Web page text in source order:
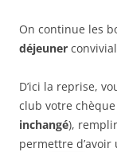
On continue les
déjeuner
D’ici la reprise,
club votre
inchangé),
permettre